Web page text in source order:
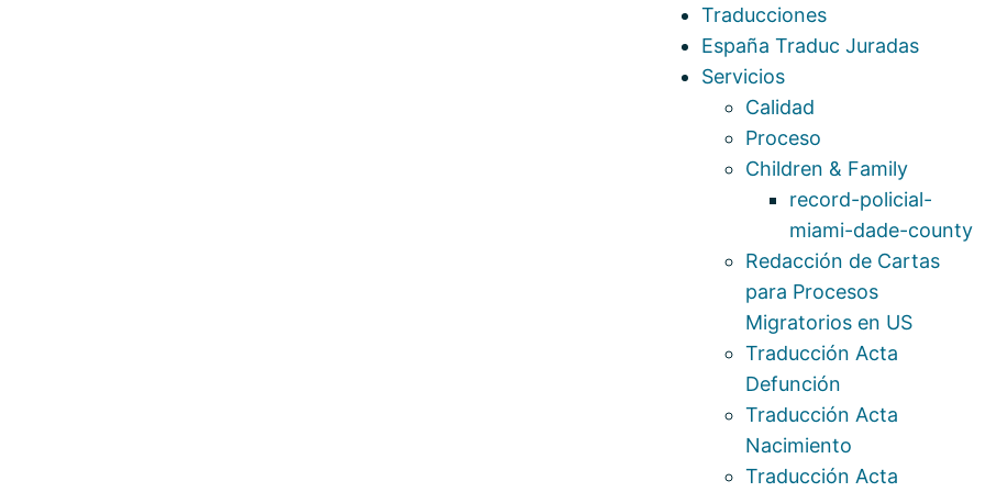
Traducciones
España Traduc Juradas
Servicios
Calidad
Proceso
Children & Family
record-policial-
miami-dade-county
Redacción de Cartas
para Procesos
Migratorios en US
Traducción Acta
Defunción
Traducción Acta
Nacimiento
Traducción Acta